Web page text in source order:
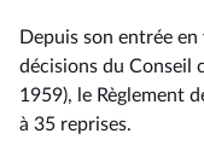
Depuis son entrée
décisions du
1959), le Règlement
à 35 reprises.